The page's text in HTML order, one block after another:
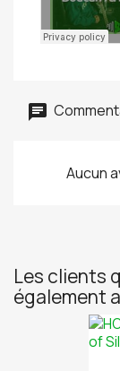
Aucun
Les clients
également